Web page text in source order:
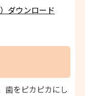
ダウンロード
歯をピカピカにし